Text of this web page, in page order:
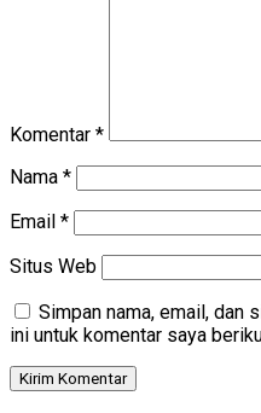
Komentar *
Nama *
Email *
Situs Web
Simpan nama, email, dan
ini untuk komentar saya